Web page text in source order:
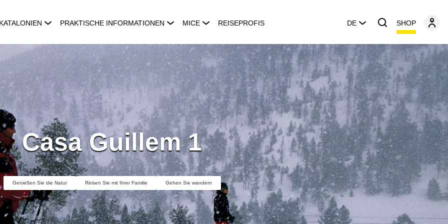
PRAKTISCHE INFORMATIONEN MICE REISEPROFIS DE SHOP
Casa Guillem 1
Genießen Sie die Natur Reisen Sie mit Ihrer Familie Gehen Sie wandern